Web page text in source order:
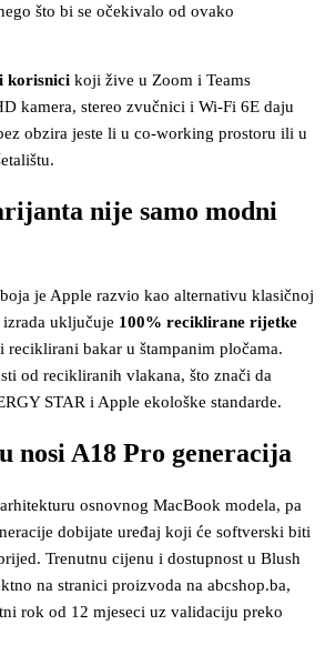
što bi se očekivalo od ovako
korisnici koji žive u Zoom i Teams
kamera, stereo zvučnici i Wi-Fi 6E daju
obzira jeste li u co-working prostoru ili u
nije samo modni
je Apple razvio kao alternativu klasičnoj
uključuje 100% reciklirane rijetke
reciklirani bakar u štampanim pločama.
od recikliranih vlakana, što znači da
STAR i Apple ekološke standarde.
nosi A18 Pro generacija
osnovnog MacBook modela, pa
dobijate uređaj koji će softverski biti
Trenutnu cijenu i dostupnost u Blush
na stranici proizvoda na abcshop.ba,
rok od 12 mjeseci uz validaciju preko